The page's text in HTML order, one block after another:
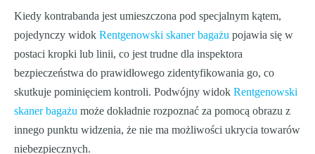
Kiedy kontrabanda jest umieszczona pod specjalnym kątem,
pojedynczy widok Rentgenowski skaner bagażu pojawia się w
postaci kropki lub linii, co jest trudne dla inspektora
bezpieczeństwa do prawidłowego zidentyfikowania go, co
skutkuje pominięciem kontroli. Podwójny widok Rentgenowski
skaner bagażu może dokładnie rozpoznać za pomocą obrazu z
innego punktu widzenia, że ​​nie ma możliwości ukrycia towarów
niebezpiecznych.